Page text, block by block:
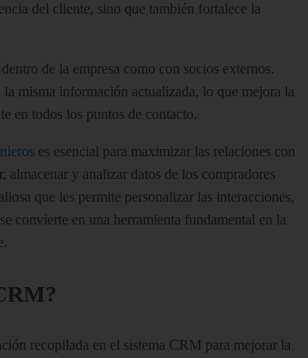
del cliente, sino que también fortalece la
de la empresa como con socios externos.
misma información actualizada, lo que mejora la
en todos los puntos de contacto.
es esencial para maximizar las relaciones con
y analizar datos de los compradores
que les permite personalizar las interacciones,
convierte en una herramienta fundamental en la
recopilada en el sistema CRM para mejorar la